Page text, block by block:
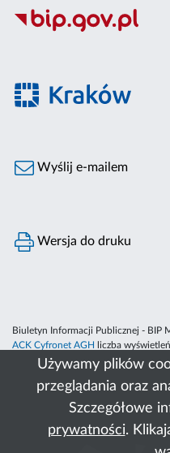
Używamy plików
przeglądania oraz
Szczegółowe
prywatności.
Wyślij e-mailem
Wersja do druku
Biuletyn Informacji Publicznej - BIP
ACK Cyfronet AGH
liczba